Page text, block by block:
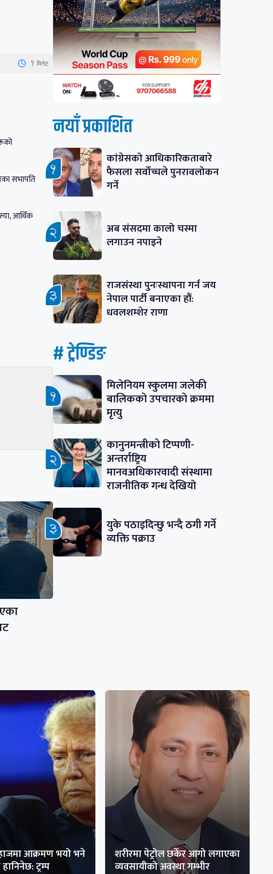
1 मिनेट
सभापति
आर्थिक
नयाँ प्रकाशित
कांग्रेसको आधिकारिकताबारे
फैसला सर्वोच्चले पुनरावलोकन
गर्ने
अब संसदमा कालो चस्मा
लगाउन नपाइने
राजसंस्था पुनःस्थापना गर्न जय
नेपाल पार्टी बनाएका हौं:
धवलशम्शेर राणा
# ट्रेण्डिङ
मिलेनियम स्कुलमा जलेकी
बालिकको उपचारको क्रममा
मृत्यु
कानुनमन्त्रीको टिप्पणी-
अन्तर्राष्ट्रिय
मानवअधिकारवादी संस्थामा
राजनीतिक गन्ध देखियाे
युके पठाइदिन्छु भन्दै ठगी गर्ने
व्यक्ति पक्राउ
आक्रमण भयो भने
ट्रम्प
शरीरमा पेट्रोल छर्केर आगो लगाएका
व्यवसायीको अवस्था गम्भीर